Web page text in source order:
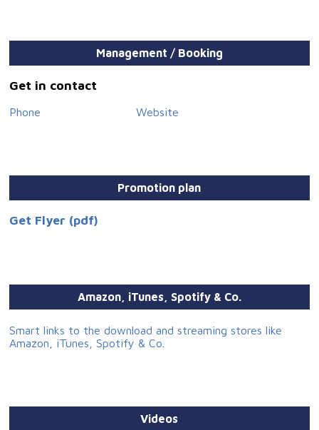
Management / Booking
Get in contact
Phone Website
Promotion plan
Get Flyer (pdf)
Amazon, iTunes, Spotify & Co.
Smart links to the download and streaming stores like
Amazon, iTunes, Spotify & Co.
Videos